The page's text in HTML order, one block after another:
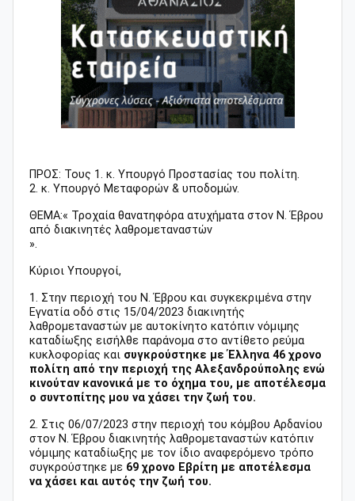
ΠΡΟΣ: Τους 1. κ. Υπουργό Προστασίας του πολίτη.
2. κ. Υπουργό Μεταφορών & υποδομών.
ΘΕΜΑ:« Τροχαία θανατηφόρα ατυχήματα στον Ν. Έβρου
από διακινητές λαθρομεταναστών
».
Κύριοι Υπουργοί,
1. Στην περιοχή του Ν. Έβρου και συγκεκριμένα στην
Εγνατία οδό στις 15/04/2023 διακινητής
λαθρομεταναστών με αυτοκίνητο κατόπιν νόμιμης
καταδίωξης εισήλθε παράνομα στο αντίθετο ρεύμα
κυκλοφορίας και συγκρούστηκε με Έλληνα 46 χρονο
πολίτη από την περιοχή της Αλεξανδρούπολης ενώ
κινούταν κανονικά με το όχημα του, με αποτέλεσμα
ο συντοπίτης μου να χάσει την ζωή του.
2. Στις 06/07/2023 στην περιοχή του κόμβου Αρδανίου
στον Ν. Έβρου διακινητής λαθρομεταναστών κατόπιν
νόμιμης καταδίωξης με τον ίδιο αναφερόμενο τρόπο
συγκρούστηκε με 69 χρονο Εβρίτη με αποτέλεσμα
να χάσει και αυτός την ζωή του.